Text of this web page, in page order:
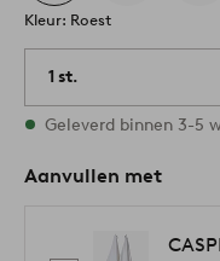
Kleur: Roest
1 st.
Op voorraad
Geleverd binnen 3-5
Aanvullen met